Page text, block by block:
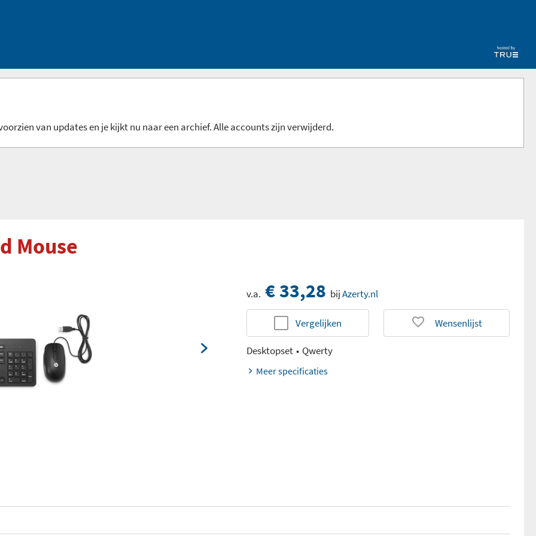
van updates en je kijkt nu naar een archief. Alle accounts zijn verwijderd.
Mouse
v.a. € 33,28 bijAzerty.nl
Vergelijken Wensenlijst
Desktopset Qwerty
Meer specificaties